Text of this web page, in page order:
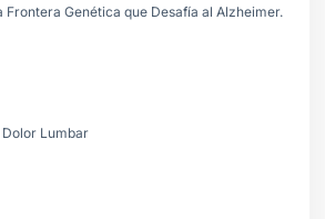
Frontera Genética que Desafía al Alzheimer.
Dolor Lumbar